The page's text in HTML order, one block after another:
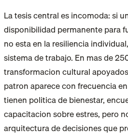
La tesis central es incomoda: si
disponibilidad permanente para
no esta en la resiliencia
sistema de trabajo. En mas de
transformacion cultural
patron aparece con frecuencia
tienen politica de bienestar,
capacitacion sobre estres, pero
arquitectura de decisiones que